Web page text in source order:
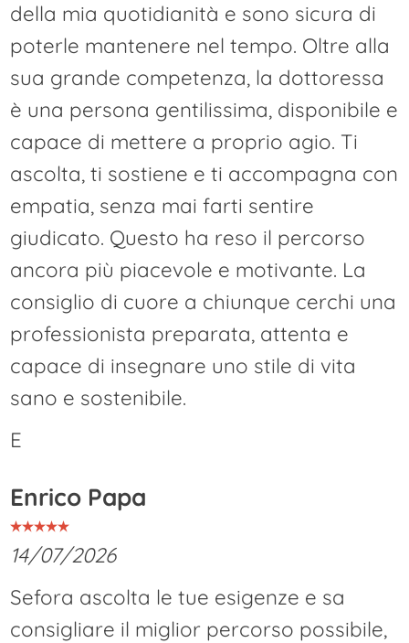
della mia quotidianità e sono sicura di
poterle mantenere nel tempo. Oltre alla
sua grande competenza, la dottoressa
è una persona gentilissima, disponibile e
capace di mettere a proprio agio. Ti
ascolta, ti sostiene e ti accompagna con
empatia, senza mai farti sentire
giudicato. Questo ha reso il percorso
ancora più piacevole e motivante. La
consiglio di cuore a chiunque cerchi una
professionista preparata, attenta e
capace di insegnare uno stile di vita
sano e sostenibile.
E
Enrico Papa
14/07/2026
Sefora ascolta le tue esigenze e sa
consigliare il miglior percorso possibile,